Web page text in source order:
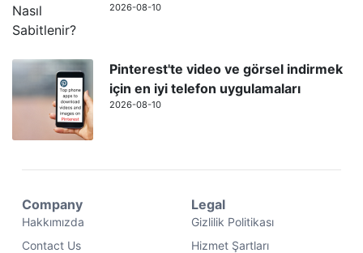
2026-08-10
Pinterest'te video ve görsel indirmek
için en iyi telefon uygulamaları
2026-08-10
Company
Hakkımızda
Contact Us
Legal
Gizlilik Politikası
Hizmet Şartları